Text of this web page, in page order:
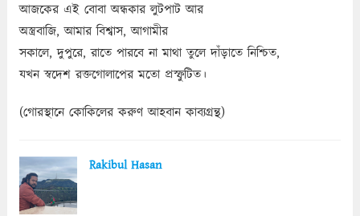
আজকের এই বোবা অন্ধকার লুটপাট আর
অস্ত্রবাজি, আমার বিশ্বাস, আগামীর
সকালে, দুপুরে, রাতে পারবে না মাথা তুলে দাঁড়াতে নিশ্চিত,
যখন স্বদেশ রক্তগোলাপের মতো প্রস্ফুটিত।
(গোরস্থানে কোকিলের করুণ আহবান কাব্যগ্রন্থ)
Rakibul Hasan